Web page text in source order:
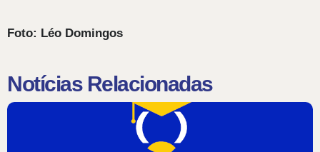
Foto: Léo Domingos
Notícias Relacionadas